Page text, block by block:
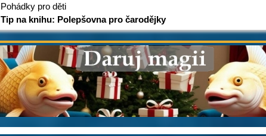
Pohádky pro děti
Tip na knihu: Polepšovna pro čarodějky